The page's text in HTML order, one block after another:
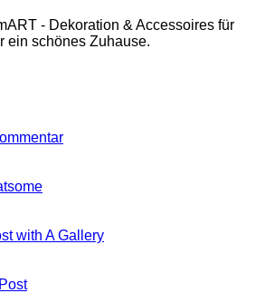
- Dekoration & Accessoires für
ein schönes Zuhause.
zu
Keine
Welcome
with A GalleryKeine
Keine